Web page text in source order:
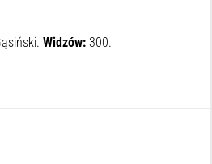
Widzów: 300.